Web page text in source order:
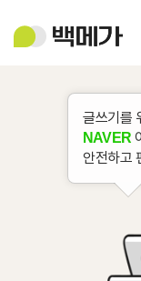
백
메
글쓰기를
NAVER
안전하고